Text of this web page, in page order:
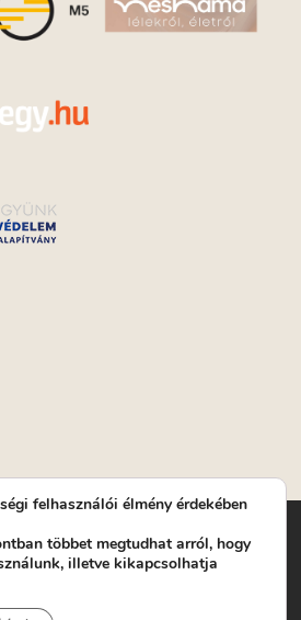
Nonprofit Kft. | Működési
1089 Budapest, Kálvária tér 6. |
Kálvária tér 14. | Titkárság:
felhasználói élmény érdekében
többet megtudhat arról, hogy
illetve kikapcsolhatja